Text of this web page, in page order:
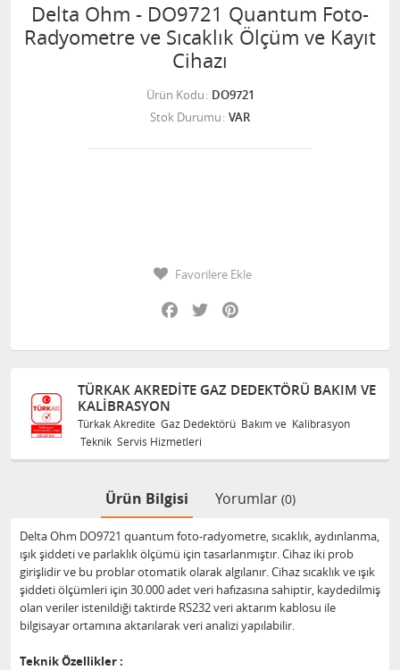
Delta Ohm - DO9721 Quantum Foto-
Radyometre ve Sıcaklık Ölçüm ve Kayıt
Cihazı
Ürün Kodu DO9721
Stok Durumu VAR
Favorilere Ekle
Facebook
Twitter
TÜRKAK AKREDITE GAZ DEDEKTÖRÜ BAKIM VE
KALIBRASYON
Türkak Akredite Gaz Dedektörü Bakım ve Kalibrasyon
Teknik Servis Hizmetleri
Ürün Bilgisi Yorumlar (0)
Delta Ohm DO9721 quantum foto-radyometre, sıcaklık, aydınlanma,
ışık şiddeti ve parlaklık ölçümü için tasarlanmıştır. Cihaz iki prob
girişlidir ve bu problar otomatik olarak algılanır. Cihaz sıcaklık ve ışık
şiddeti ölçümleri için 30.000 adet veri hafızasına sahiptir, kaydedilmiş
olan veriler istenildiği taktirde RS232 veri aktarım kablosu ile
bilgisayar ortamına aktarılarak veri analizi yapılabilir.
Teknik Özellikler :